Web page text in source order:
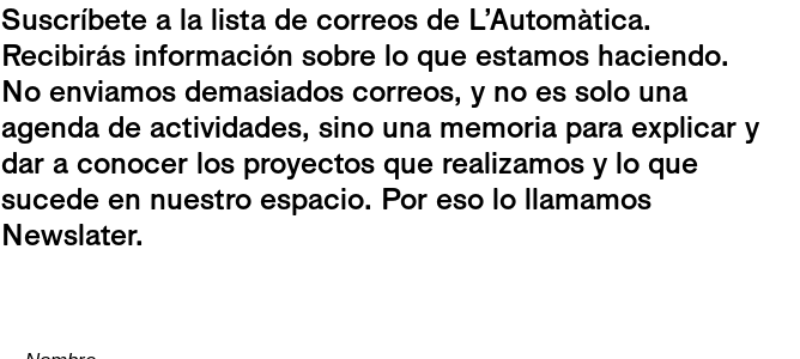
Suscríbete a la lista de correos de L’Automàtica.
Recibirás información sobre lo que estamos haciendo.
No enviamos demasiados correos, y no es solo una
agenda de actividades, sino una memoria para explicar y
dar a conocer los proyectos que realizamos y lo que
sucede en nuestro espacio. Por eso lo llamamos
Newslater.